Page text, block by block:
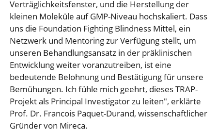
Verträglichkeitsfenster, und die Herstellung der
kleinen Moleküle auf GMP-Niveau hochskaliert. Dass
uns die Foundation Fighting Blindness Mittel, ein
Netzwerk und Mentoring zur Verfügung stellt, um
unseren Behandlungsansatz in der präklinischen
Entwicklung weiter voranzutreiben, ist eine
bedeutende Belohnung und Bestätigung für unsere
Bemühungen. Ich fühle mich geehrt, dieses TRAP-
Projekt als Principal Investigator zu leiten", erklärte
Prof. Dr. Francois Paquet-Durand, wissenschaftlicher
Gründer von Mireca.